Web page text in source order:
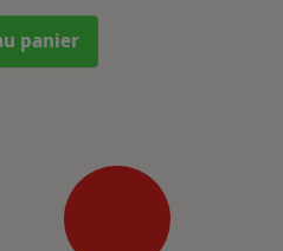
panier